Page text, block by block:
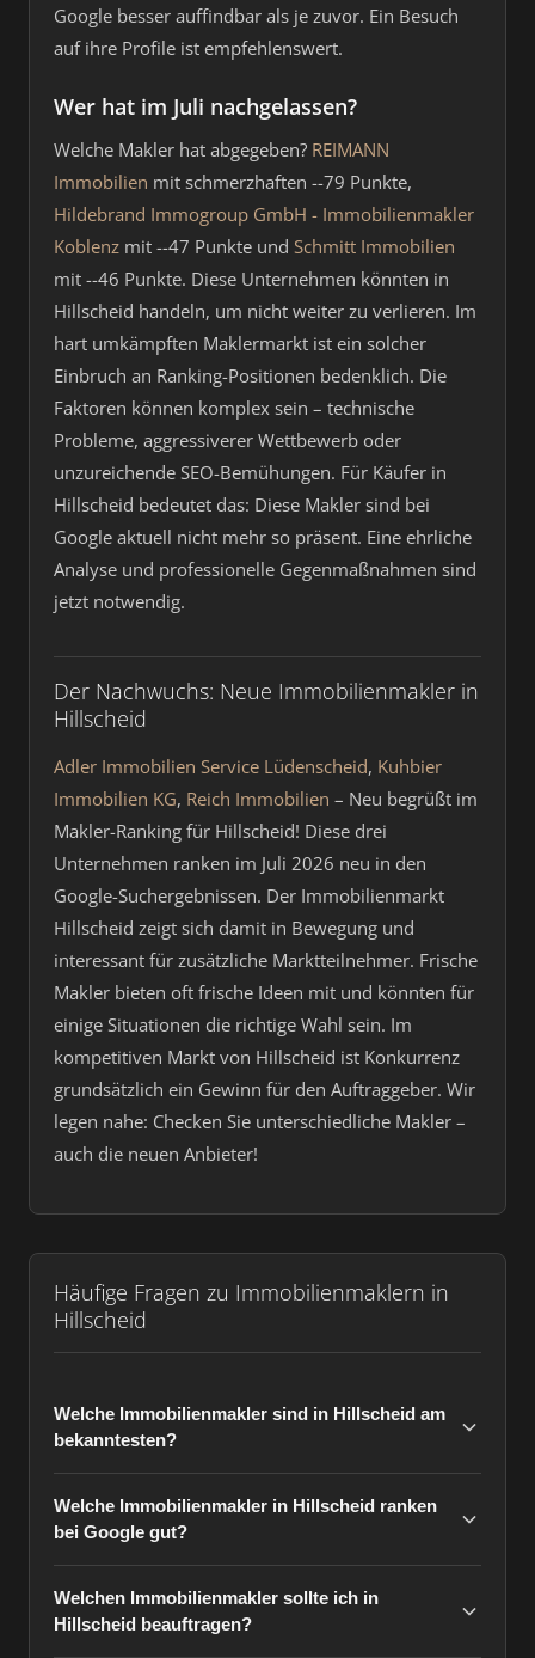
Google besser auffindbar als je zuvor. Ein Besuch
auf ihre Profile ist empfehlenswert.
Wer hat im Juli nachgelassen?
Welche Makler hat abgegeben? REIMANN
Immobilien mit schmerzhaften --79 Punkte,
Hildebrand Immogroup GmbH - Immobilienmakler
Koblenz mit --47 Punkte und Schmitt Immobilien
mit --46 Punkte. Diese Unternehmen könnten in
Hillscheid handeln, um nicht weiter zu verlieren. Im
hart umkämpften Maklermarkt ist ein solcher
Einbruch an Ranking-Positionen bedenklich. Die
Faktoren können komplex sein – technische
Probleme, aggressiverer Wettbewerb oder
unzureichende SEO-Bemühungen. Für Käufer in
Hillscheid bedeutet das: Diese Makler sind bei
Google aktuell nicht mehr so präsent. Eine ehrliche
Analyse und professionelle Gegenmaßnahmen sind
jetzt notwendig.
Der Nachwuchs: Neue Immobilienmakler in
Hillscheid
Adler Immobilien Service Lüdenscheid, Kuhbier
Immobilien KG, Reich Immobilien – Neu begrüßt im
Makler-Ranking für Hillscheid! Diese drei
Unternehmen ranken im Juli 2026 neu in den
Google-Suchergebnissen. Der Immobilienmarkt
Hillscheid zeigt sich damit in Bewegung und
interessant für zusätzliche Marktteilnehmer. Frische
Makler bieten oft frische Ideen mit und könnten für
einige Situationen die richtige Wahl sein. Im
kompetitiven Markt von Hillscheid ist Konkurrenz
grundsätzlich ein Gewinn für den Auftraggeber. Wir
legen nahe: Checken Sie unterschiedliche Makler –
auch die neuen Anbieter!
Häufige Fragen zu Immobilienmaklern in
Hillscheid
Welche Immobilienmakler sind in Hillscheid am
bekanntesten?
Welche Immobilienmakler in Hillscheid ranken
bei Google gut?
Welchen Immobilienmakler sollte ich in
Hillscheid beauftragen?